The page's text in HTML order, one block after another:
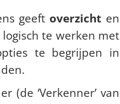
geeft overzicht en
te werken met
te begrijpen in
(de ‘Verkenner’ van